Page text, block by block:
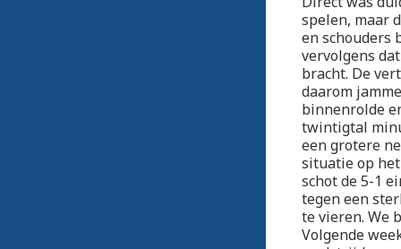
spelen, maar
en schouders
vervolgens
bracht. De
daarom
binnenrolde
twintigtal
een grotere
situatie op
schot de 5-1
tegen een
te vieren. We
Volgende